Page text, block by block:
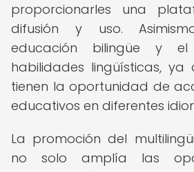
proporcionarles una
difusión y uso.
educación bilingüe y
habilidades lingüísticas, ya
tienen la oportunidad de
educativos en diferentes
La promoción del
no solo amplía las